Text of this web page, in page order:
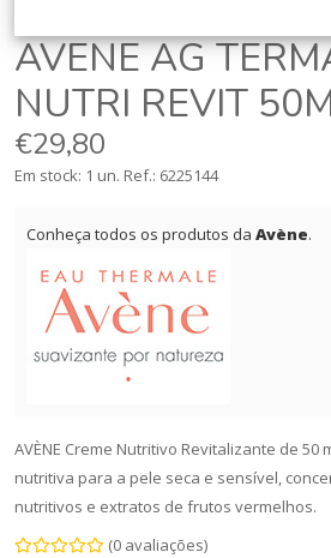
AVENE AG
NUTRI REVIT
€29,80
Em stock: 1 un. Ref.: 6225144
Conheça todos os produtos da Avène.
AVÈNE Creme Nutritivo Revitalizante de 50
nutritiva para a pele seca e sensível,
nutritivos e extratos de frutos vermelhos.
(0 avaliações)